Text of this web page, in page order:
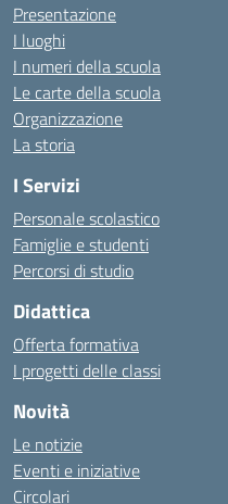
Presentazione
I luoghi
I numeri della scuola
Le carte della scuola
Organizzazione
La storia
I Servizi
Personale scolastico
Famiglie e studenti
Percorsi di studio
Didattica
Offerta formativa
I progetti delle classi
Novità
Le notizie
Eventi e iniziative
Circolari